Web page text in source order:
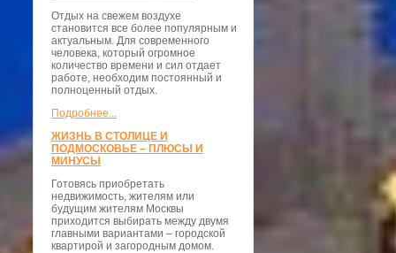
Отдых на свежем воздухе
становится все более популярным и
актуальным. Для современного
человека, который огромное
количество времени и сил отдает
работе, необходим постоянный и
полноценный отдых.
Подробнее...
ЖИЗНЬ В СТОЛИЦЕ И
ПОДМОСКОВЬЕ – ПЛЮСЫ И
МИНУСЫ
Готовясь приобретать
недвижимость, жителям или
будущим жителям Москвы
приходится выбирать между двумя
главными вариантами – городской
квартирой и загородным домом.